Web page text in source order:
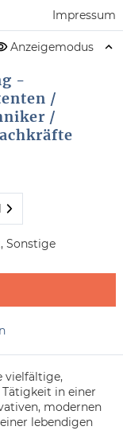
Impressum
Anzeigemodus
-
/
/
Sonstige
vielfältige,
in einer
modernen
lebendigen